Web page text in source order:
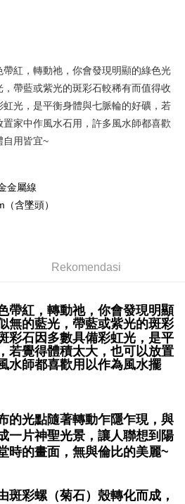
percuma untuk pesanan
紅，轉動祂，你會發現明顯的綠色光
帶藍或紫光的斑彩石較稀有而值得收
光，是平衡身體與七脈輪的好礦，若
家中作風水石用，許多風水師都喜歡
自用皆宜~
金屬線
含墜頭）
Rekomendasi
帶紅，轉動祂，你會發現明顯
無的藍光，帶藍或紫光的斑彩
彩石因多數具備彩虹光，是平
若覺得體積太大，也可以放置
水師都喜歡用以作為風水擺
的光點隨著轉動乍隱乍現，與
一片神聖光景，讓人聯想到陽
時的畫面，無與倫比的美麗~
斑彩螺（菊石）殼轉化而成，